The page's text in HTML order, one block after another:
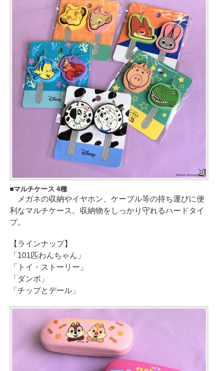
マルチケース 4種
メガネの収納やイヤホン、ケーブル等の持ち運びに便
利なマルチケース。収納物をしっかり守れるハードタイ
プ。
【ラインナップ】
「101匹わんちゃん」
「トイ・ストーリー」
「ダンボ」
「チップとデール」